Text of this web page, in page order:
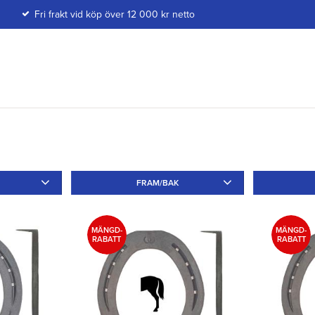
Fri frakt vid köp över 12 000 kr netto
FRAM/BAK
MÄNGD-
RABATT
MÄNGD-
RABATT